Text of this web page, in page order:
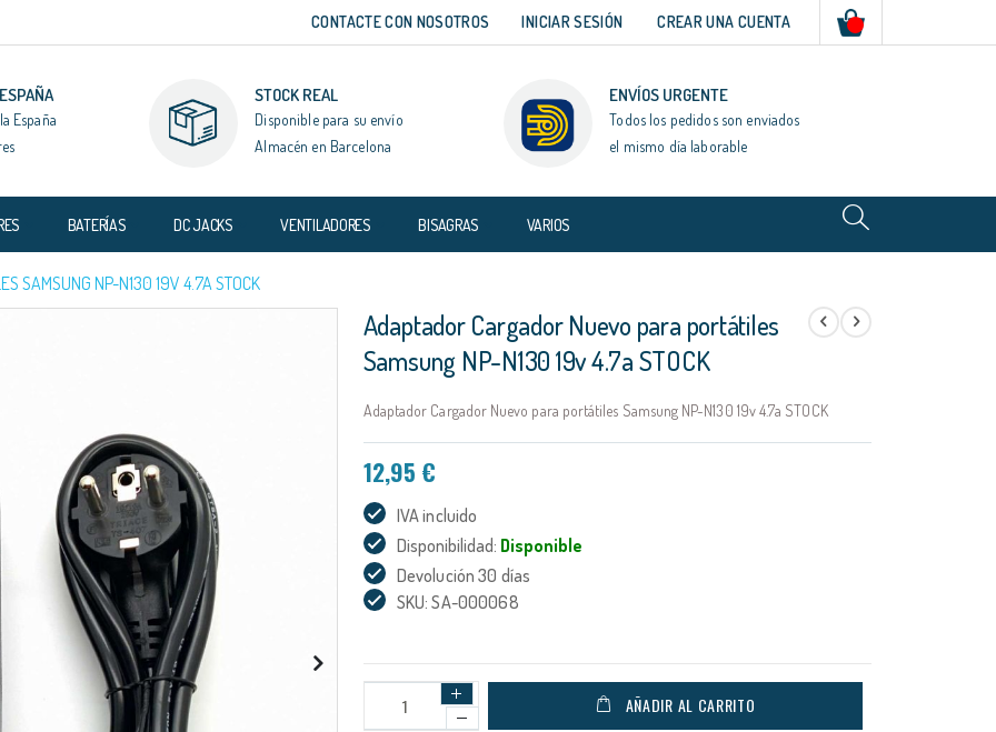
CONTACTE CON NOSOTROS INICIAR SESIÓN CREAR UNA CUENTA
España
STOCK REAL
Disponible para su envío
Almacén en Barcelona
ENVÍOS URGENTE
Todos los pedidos son enviados
el mismo día laborable
BATERÍAS DC JACKS VENTILADORES BISAGRAS VARIOS
SAMSUNG NP-N130 19V 4.7A STOCK
Adaptador Cargador Nuevo para portátiles
Samsung NP-N130 19v 4.7a STOCK
Adaptador Cargador Nuevo para portátiles Samsung NP-N130 19v 4.7a STOCK
12,95 €
IVA incluido
Disponibilidad: Disponible
Devolución 30 días
SKU: SA-000068
AÑADIR AL CARRITO